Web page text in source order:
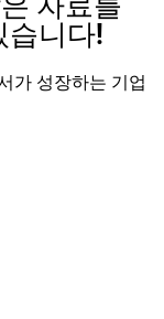
습니다!
가 성장하는 기업